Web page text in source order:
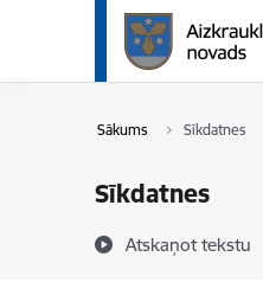
Pāriet uz lapas saturu
Sākums Sīkdatnes
Sīkdatnes
Atskaņot tekstu